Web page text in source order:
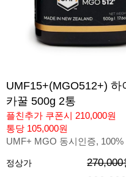
UMF15+(MGO512+)
카꿀 500g 2통
플친추가 쿠폰시 210,000원
통당 105,000원
UMF+ MGO 동시인증,
정상가 270,000